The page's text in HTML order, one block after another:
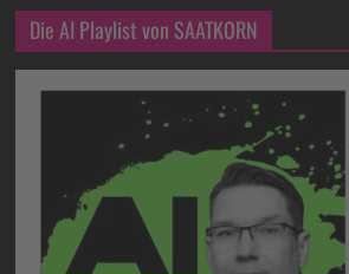
Die AI Playlist von SAATKORN